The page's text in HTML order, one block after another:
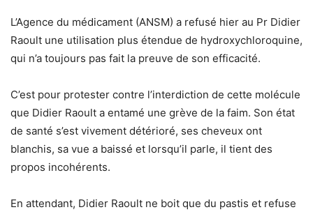
L’Agence du médicament (ANSM) a refusé hier au Pr Didier
Raoult une utilisation plus étendue de hydroxychloroquine,
qui n’a toujours pas fait la preuve de son efficacité.
C’est pour protester contre l’interdiction de cette molécule
que Didier Raoult a entamé une grève de la faim. Son état
de santé s’est vivement détérioré, ses cheveux ont
blanchis, sa vue a baissé et lorsqu’il parle, il tient des
propos incohérents.
En attendant, Didier Raoult ne boit que du pastis et refuse